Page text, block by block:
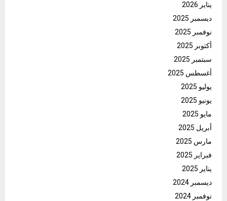
يناير 2026
ديسمبر 2025
نوفمبر 2025
أكتوبر 2025
سبتمبر 2025
أغسطس 2025
يوليو 2025
يونيو 2025
مايو 2025
أبريل 2025
مارس 2025
فبراير 2025
يناير 2025
ديسمبر 2024
نوفمبر 2024